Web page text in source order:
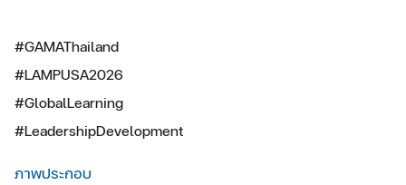
#GAMAThailand
#LAMPUSA2026
#GlobalLearning
#LeadershipDevelopment
ภาพประกอบ